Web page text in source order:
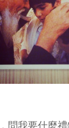
問我要什麼